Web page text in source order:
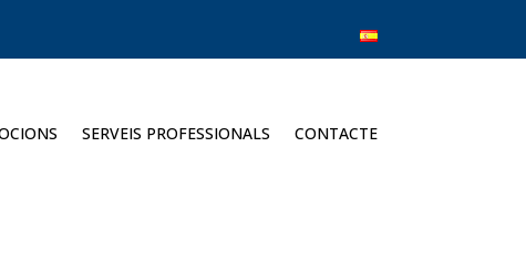
SERVEIS PROFESSIONALS CONTACTE